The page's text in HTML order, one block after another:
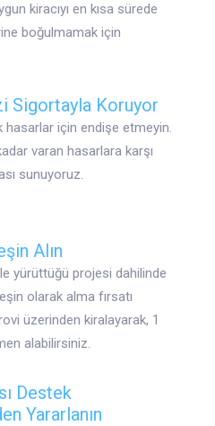
kiracıyı en kısa sürede
boğulmamak için
Sigortayla Koruyor
hasarlar için endişe etmeyin.
varan hasarlara karşı
sunuyoruz.
Alın
yürüttüğü projesi dahilinde
olarak alma fırsatı
üzerinden kiralayarak, 1
alabilirsiniz.
Destek
Yararlanın